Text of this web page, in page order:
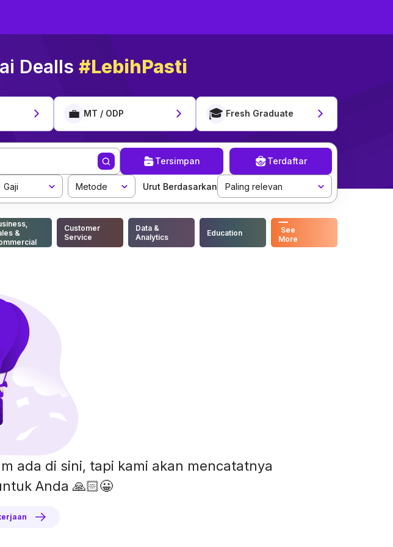
Dealls #LebihPasti
💼 MT / ODP 🎓 Fresh Graduate
Tersimpan Terdaftar
Gaji Metode Urut Berdasarkan Paling relevan
&
Customer
Service
Data &
Analytics
Education
See
More
ada di sini, tapi kami akan mencatatnya
Anda 🙏🏻😀